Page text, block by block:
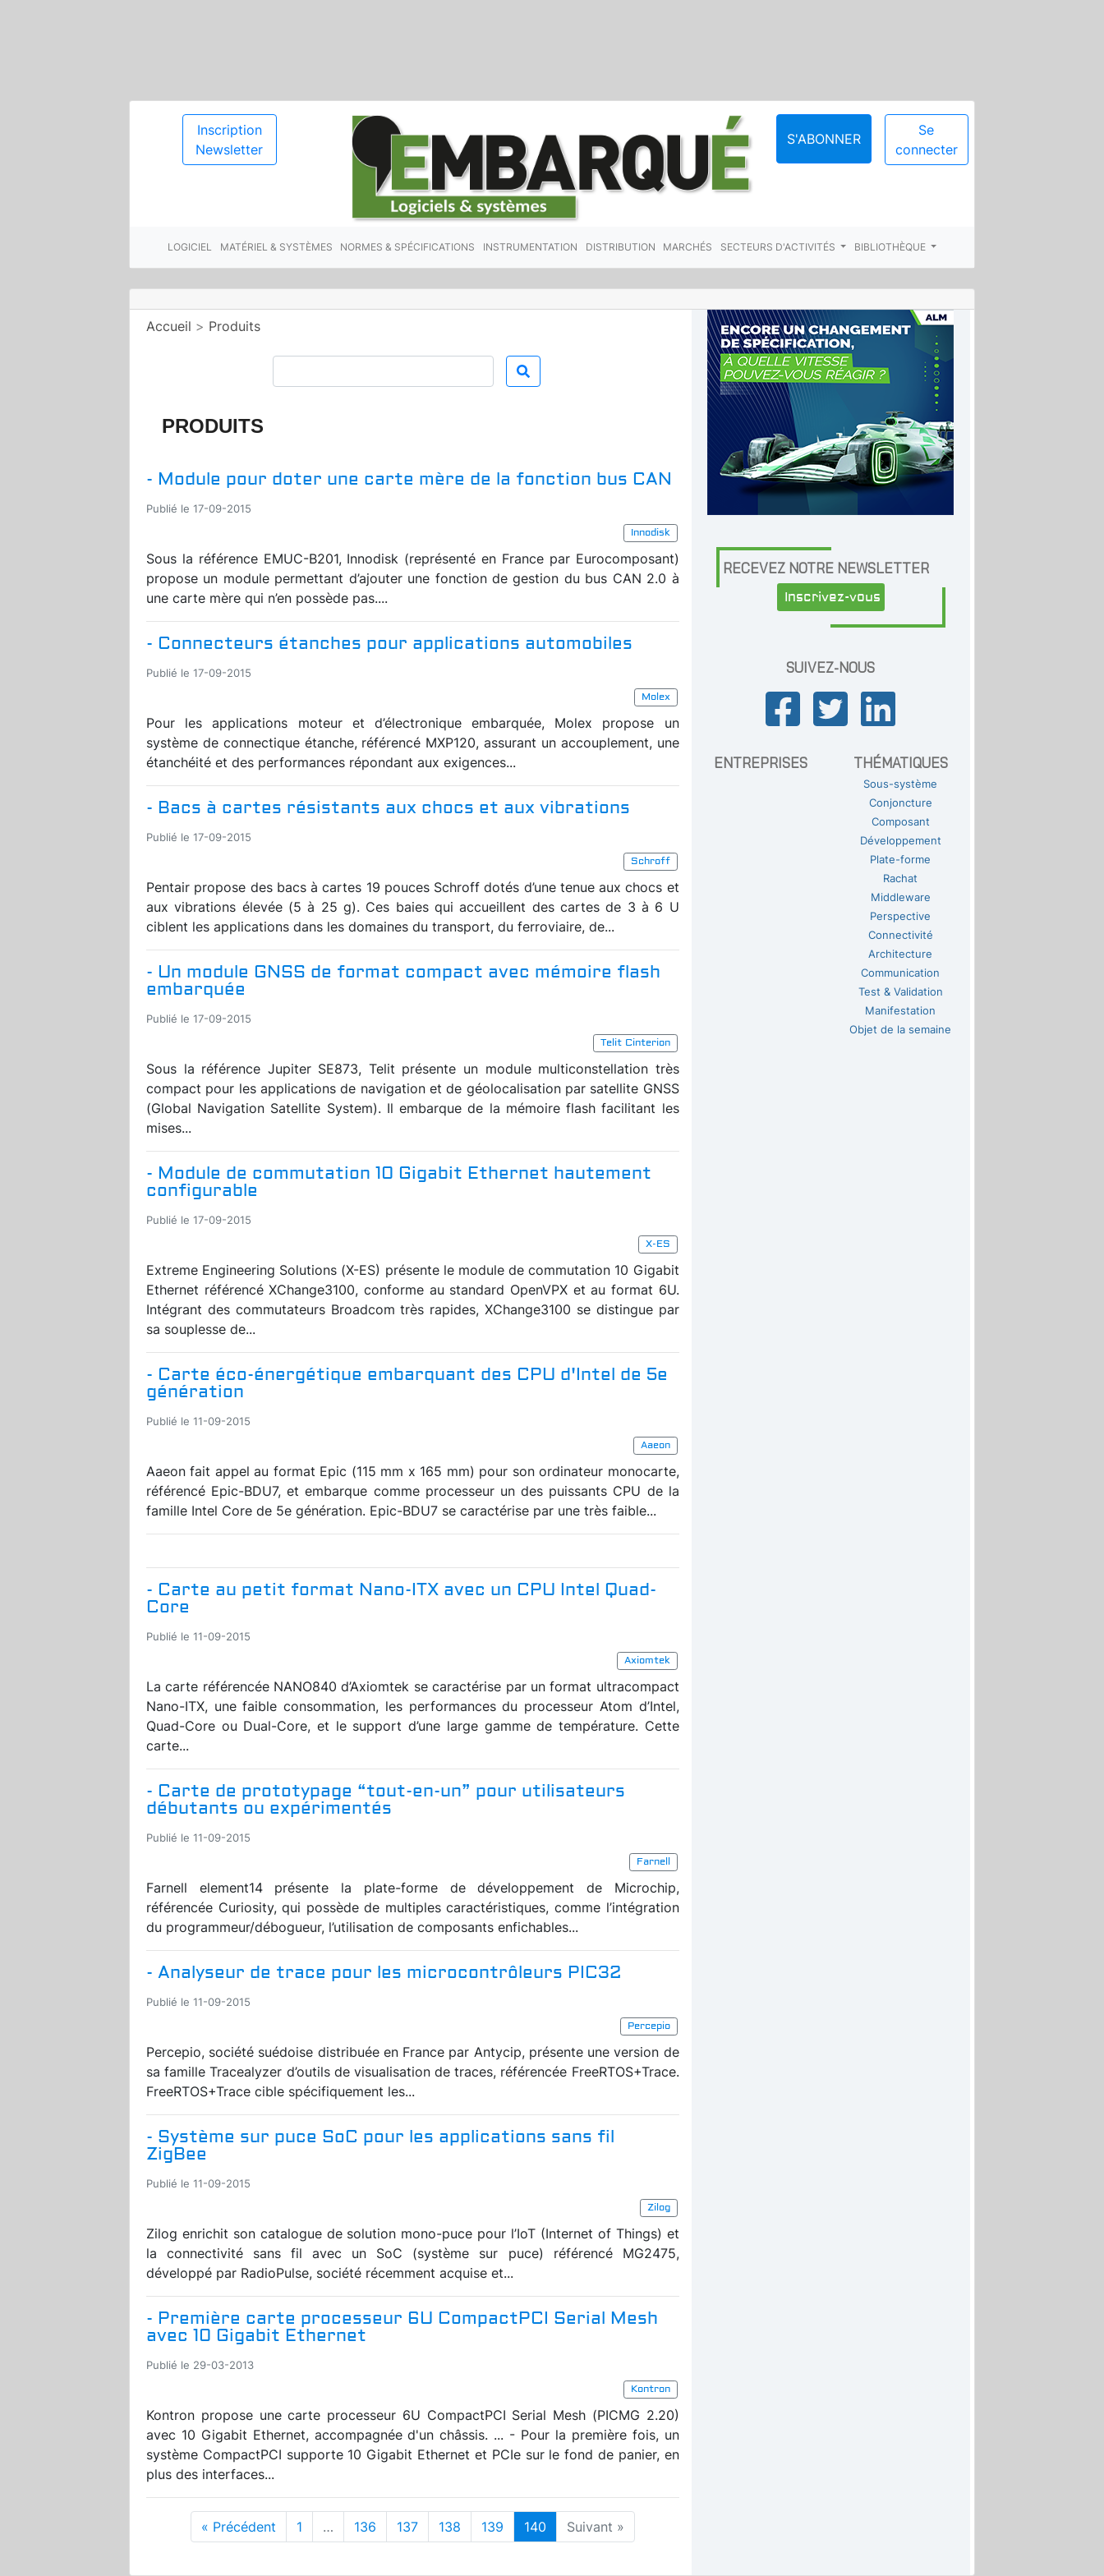
Inscription
Newsletter
S'ABONNER
Se
connecter
LOGICIEL MATÉRIEL & SYSTÈMES NORMES & SPÉCIFICATIONS INSTRUMENTATION DISTRIBUTION MARCHÉS SECTEURS D'ACTIVITÉS BIBLIOTHÈQUE
Accueil > Produits
PRODUITS
- Module pour doter une carte mère de la fonction bus CAN
Publié le 17-09-2015
Innodisk
Sous la référence EMUC-B201, Innodisk (représenté en France par Eurocomposant)
propose un module permettant d’ajouter une fonction de gestion du bus CAN 2.0 à
une carte mère qui n’en possède pas....
- Connecteurs étanches pour applications automobiles
Publié le 17-09-2015
Molex
Pour les applications moteur et d’électronique embarquée, Molex propose un
système de connectique étanche, référencé MXP120, assurant un accouplement, une
étanchéité et des performances répondant aux exigences...
- Bacs à cartes résistants aux chocs et aux vibrations
Publié le 17-09-2015
Schroff
Pentair propose des bacs à cartes 19 pouces Schroff dotés d’une tenue aux chocs et
aux vibrations élevée (5 à 25 g). Ces baies qui accueillent des cartes de 3 à 6 U
ciblent les applications dans les domaines du transport, du ferroviaire, de...
- Un module GNSS de format compact avec mémoire flash
embarquée
Publié le 17-09-2015
Telit Cinterion
Sous la référence Jupiter SE873, Telit présente un module multiconstellation très
compact pour les applications de navigation et de géolocalisation par satellite GNSS
(Global Navigation Satellite System). Il embarque de la mémoire flash facilitant les
mises...
- Module de commutation 10 Gigabit Ethernet hautement
configurable
Publié le 17-09-2015
X-ES
Extreme Engineering Solutions (X-ES) présente le module de commutation 10 Gigabit
Ethernet référencé XChange3100, conforme au standard OpenVPX et au format 6U.
Intégrant des commutateurs Broadcom très rapides, XChange3100 se distingue par
sa souplesse de...
- Carte éco-énergétique embarquant des CPU d'Intel de 5e
génération
Publié le 11-09-2015
Aaeon
Aaeon fait appel au format Epic (115 mm x 165 mm) pour son ordinateur monocarte,
référencé Epic-BDU7, et embarque comme processeur un des puissants CPU de la
famille Intel Core de 5e génération. Epic-BDU7 se caractérise par une très faible...
- Carte au petit format Nano-ITX avec un CPU Intel Quad-
Core
Publié le 11-09-2015
Axiomtek
La carte référencée NANO840 d’Axiomtek se caractérise par un format ultracompact
Nano-ITX, une faible consommation, les performances du processeur Atom d’Intel,
Quad-Core ou Dual-Core, et le support d’une large gamme de température. Cette
carte...
- Carte de prototypage “tout-en-un” pour utilisateurs
débutants ou expérimentés
Publié le 11-09-2015
Farnell
Farnell element14 présente la plate-forme de développement de Microchip,
référencée Curiosity, qui possède de multiples caractéristiques, comme l’intégration
du programmeur/débogueur, l’utilisation de composants enfichables...
- Analyseur de trace pour les microcontrôleurs PIC32
Publié le 11-09-2015
Percepio
Percepio, société suédoise distribuée en France par Antycip, présente une version de
sa famille Tracealyzer d’outils de visualisation de traces, référencée FreeRTOS+Trace.
FreeRTOS+Trace cible spécifiquement les...
- Système sur puce SoC pour les applications sans fil
ZigBee
Publié le 11-09-2015
Zilog
Zilog enrichit son catalogue de solution mono-puce pour l’IoT (Internet of Things) et
la connectivité sans fil avec un SoC (système sur puce) référencé MG2475,
développé par RadioPulse, société récemment acquise et...
- Première carte processeur 6U CompactPCI Serial Mesh
avec 10 Gigabit Ethernet
Publié le 29-03-2013
Kontron
Kontron propose une carte processeur 6U CompactPCI Serial Mesh (PICMG 2.20)
avec 10 Gigabit Ethernet, accompagnée d'un châssis. ... - Pour la première fois, un
système CompactPCI supporte 10 Gigabit Ethernet et PCIe sur le fond de panier, en
plus des interfaces...
« Précédent 1 … 136 137 138 139 140 Suivant »
RECEVEZ NOTRE NEWSLETTER
Inscrivez-vous
SUIVEZ-NOUS
ENTREPRISES THÉMATIQUES
Sous-système
Conjoncture
Composant
Développement
Plate-forme
Rachat
Middleware
Perspective
Connectivité
Architecture
Communication
Test & Validation
Manifestation
Objet de la semaine